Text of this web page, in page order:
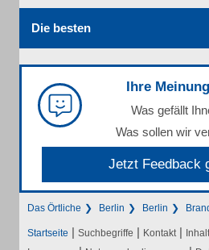
Die besten
Ihre
Was gefällt
Was sollen wir
Jetzt Feedback
Das Örtliche Berlin Berlin
Startseite | Suchbegriffe | Kontakt |